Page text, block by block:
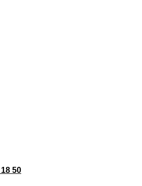
50